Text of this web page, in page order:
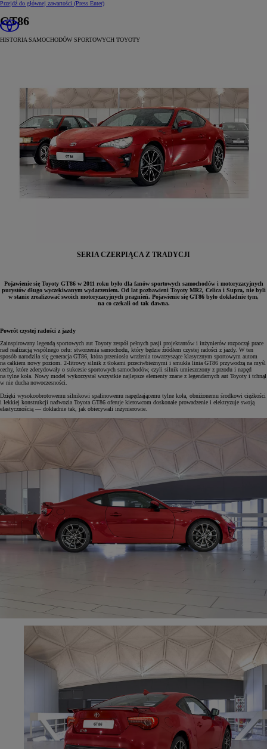
Przejdź do głównej zawartości (Press Enter)
GT86
HISTORIA SAMOCHODÓW SPORTOWYCH TOYOTY
SERIA CZERPIĄCA Z TRADYCJI
Pojawienie się Toyoty GT86 w 2011 roku było dla fanów sportowych samochodów i motoryzacyjnych
purystów długo wyczekiwanym wydarzeniem. Od lat pozbawieni Toyoty MR2, Celica i Supra, nie byli
w stanie zrealizować swoich motoryzacyjnych pragnień. Pojawienie się GT86 było dokładnie tym,
na co czekali od tak dawna.
Powrót czystej radości z jazdy
Zainspirowany legendą sportowych aut Toyoty zespół pełnych pasji projektantów i inżynierów rozpoczął prace
nad realizacją wspólnego celu: stworzenia samochodu, który będzie źródłem czystej radości z jazdy. W ten
sposób narodziła się generacja GT86, która przeniosła wrażenia towarzyszące klasycznym sportowym autom
na całkiem nowy poziom. 2-litrowy silnik z tłokami przeciwbieżnymi i smukła linia GT86 przywodzą na myśl
cechy, które zdecydowały o sukcesie sportowych samochodów, czyli silnik umieszczony z przodu i napęd
na tylne koła. Nowy model wykorzystał wszystkie najlepsze elementy znane z legendarnych aut Toyoty i tchnął
w nie ducha nowoczesności.
Dzięki wysokoobrotowemu silnikowi spalinowemu napędzającemu tylne koła, obniżonemu środkowi ciężkości
i lekkiej konstrukcji nadwozia Toyota GT86 oferuje kierowcom doskonałe prowadzenie i elektryzuje swoją
elastycznością — dokładnie tak, jak obiecywali inżynierowie.